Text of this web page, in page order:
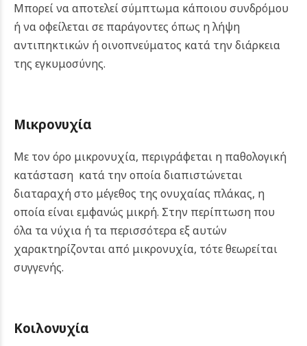
Μπορεί να αποτελεί σύμπτωμα κάποιου συνδρόμου
ή να οφείλεται σε παράγοντες όπως η λήψη
αντιπηκτικών ή οινοπνεύματος κατά την διάρκεια
της εγκυμοσύνης.
Μικρονυχία
Με τον όρο μικρονυχία, περιγράφεται η παθολογική
κατάσταση κατά την οποία διαπιστώνεται
διαταραχή στο μέγεθος της ονυχαίας πλάκας, η
οποία είναι εμφανώς μικρή. Στην περίπτωση που
όλα τα νύχια ή τα περισσότερα εξ αυτών
χαρακτηρίζονται από μικρονυχία, τότε θεωρείται
συγγενής.
Κοιλονυχία